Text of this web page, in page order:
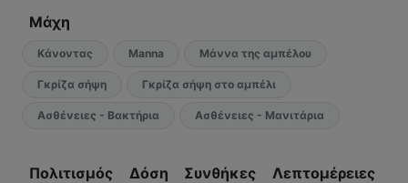
Μάχη
Κάνοντας Manna Μάννα της αμπέλου
Γκρίζα σήψη Γκρίζα σήψη στο αμπέλι
Ασθένειες - Βακτήρια Ασθένειες - Μανιτάρια
Πολιτισμός Δόση Συνθήκες Λεπτομέρειες